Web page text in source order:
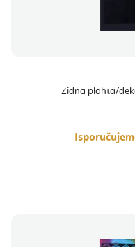
Zidna plahta/